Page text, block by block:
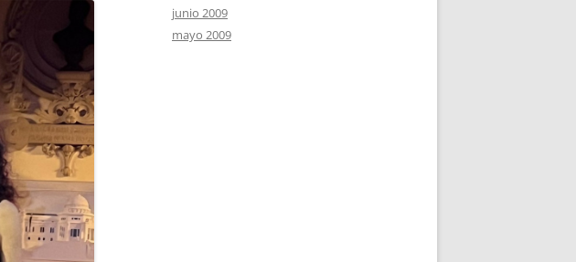
junio 2009
mayo 2009